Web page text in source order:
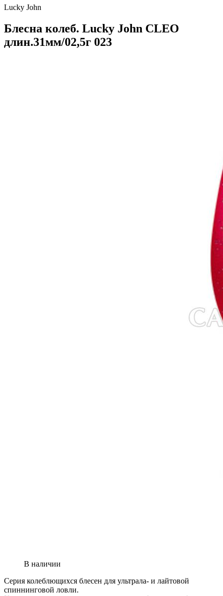
Lucky John
Блесна колеб. Lucky John CLEO
длин.31мм/02,5г 023
В наличии
Серия колеблющихся блесен для ультрала- и лайтовой
спиннинговой ловли.